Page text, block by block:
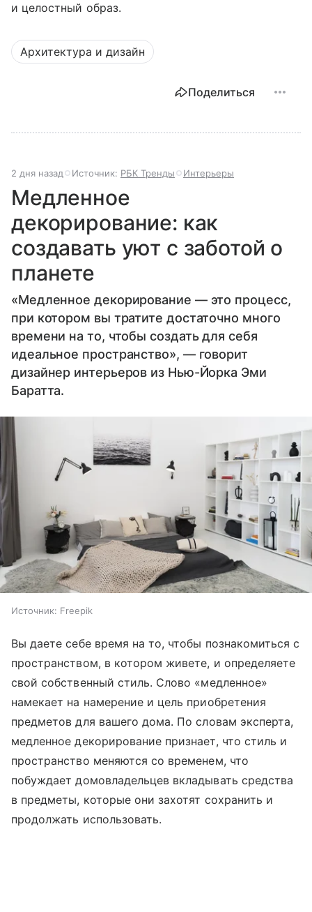
и целостный образ.
Архитектура и дизайн
Поделиться
2 дня назад Источник: РБК Тренды Интерьеры
Медленное
декорирование: как
создавать уют с заботой о
планете
«Медленное декорирование — это процесс,
при котором вы тратите достаточно много
времени на то, чтобы создать для себя
идеальное пространство», — говорит
дизайнер интерьеров из Нью-Йорка Эми
Баратта.
Источник: Freepik
Вы даете себе время на то, чтобы познакомиться с
пространством, в котором живете, и определяете
свой собственный стиль. Слово «медленное»
намекает на намерение и цель приобретения
предметов для вашего дома. По словам эксперта,
медленное декорирование признает, что стиль и
пространство меняются со временем, что
побуждает домовладельцев вкладывать средства
в предметы, которые они захотят сохранить и
продолжать использовать.